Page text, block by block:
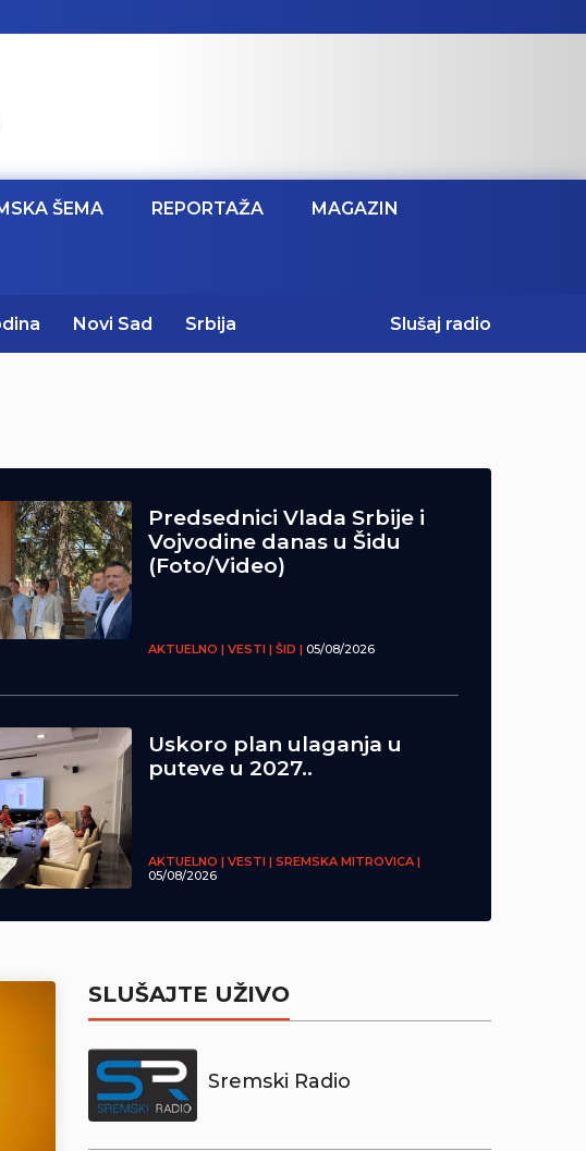
ŠEMA REPORTAŽA MAGAZIN
Novi Sad Srbija Slušaj radio
Predsednici Vlada Srbije i
Vojvodine danas u Šidu
(Foto/Video)
AKTUELNO | VESTI | ŠID | 05/08/2026
Uskoro plan ulaganja u
puteve u 2027..
AKTUELNO | VESTI | SREMSKA MITROVICA |
05/08/2026
SLUŠAJTE UŽIVO
Sremski Radio